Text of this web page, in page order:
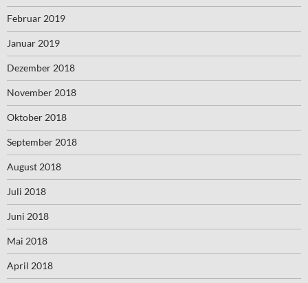
Februar 2019
Januar 2019
Dezember 2018
November 2018
Oktober 2018
September 2018
August 2018
Juli 2018
Juni 2018
Mai 2018
April 2018